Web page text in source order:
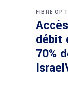
FIBRE
débit
70%